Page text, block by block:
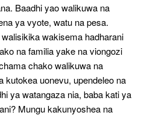
Baadhi yao walikuwa na
ya vyote, watu na pesa.
wakisema hadharani
na familia yake na viongozi
chako walikuwa na
kutokea uonevu, upendeleo na
ya watangaza nia, baba kati ya
Mungu kakunyoshea na